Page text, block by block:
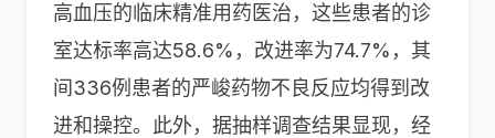
高血压的临床精准用药医治，这些患者的诊
室达标率高达58.6%，改进率为74.7%，其
间336例患者的严峻药物不良反应均得到改
进和操控。此外，据抽样调查结果显现，经